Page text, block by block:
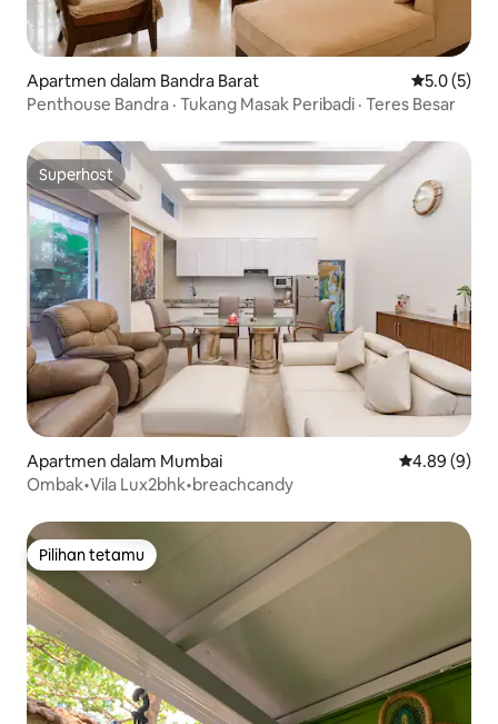
Apartmen dalam Bandra Barat Penarafan
5.0 (5)
Penthouse Bandra · Tukang Masak Peribadi · Teres Besar
Superhost
Superhost
Apartmen dalam Mumbai Penarafan
4.89 (9)
Ombak•Vila Lux2bhk•breachcandy
Pilihan tetamu
Pilihan tetamu